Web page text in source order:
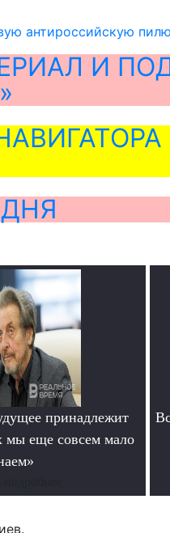
антироссийскую
И
принадлежит
мы еще совсем мало